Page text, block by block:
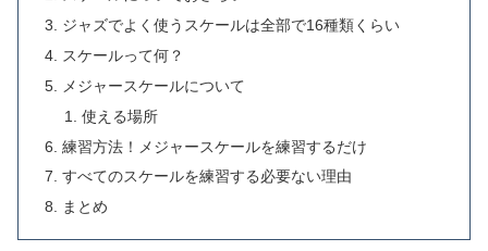
ジャズでよく使うスケールは全部で16種類くらい
スケールって何？
メジャースケールについて
使える場所
練習方法！メジャースケールを練習するだけ
すべてのスケールを練習する必要ない理由
まとめ